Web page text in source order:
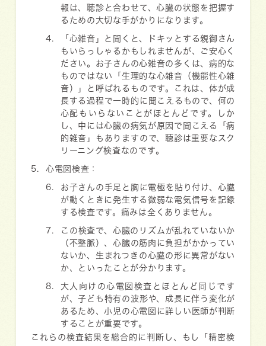
報は、聴診と合わせて、心臓の状態を把握す
るための大切な手がかりになります。
「心雑音」と聞くと、ドキッとする親御さん
もいらっしゃるかもしれませんが、ご安心く
ださい。お子さんの心雑音の多くは、病的な
ものではない「 生理的な心雑音（機能性心雑
音）
」と呼ばれるものです。これは、体が成
長する過程で一時的に聞こえるもので、何の
心配もいらないことがほとんどです。しか
し、中には心臓の病気が原因で聞こえる「病
的雑音」もありますので、聴診は重要なスク
リーニング検査なのです。
心電図検査 ：
お子さんの手足と胸に電極を貼り付け、心臓
が動くときに発生する微弱な電気信号を記録
する検査です。痛みは全くありません。
この検査で、心臓のリズムが乱れていないか
（不整脈）、心臓の筋肉に負担がかかってい
ないか、生まれつきの心臓の形に異常がない
か、といったことが分かります。
大人向けの心電図検査とほとんど同じです
が、子ども特有の波形や、成長に伴う変化が
あるため、小児の心電図に詳しい医師が判断
することが重要です。
これらの検査結果を総合的に判断し、もし「精密検